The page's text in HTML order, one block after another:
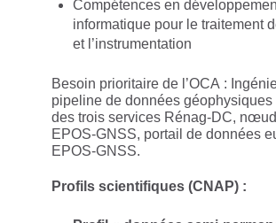
Compétences en
informatique pour le traitement
et l’instrumentation
Besoin prioritaire de l’OCA :
pipeline de données géophysiques
des trois services Rénag-DC,
EPOS-GNSS, portail de données
EPOS-GNSS.
Profils scientifiques (CNAP) :